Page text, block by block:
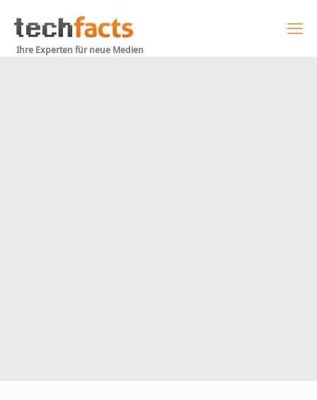
Ihre Experten für neue Medien